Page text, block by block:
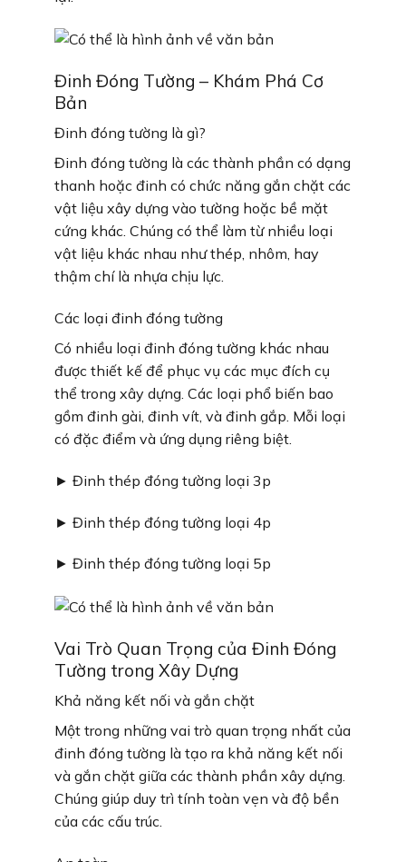
Đinh Đóng Tường – Khám Phá Cơ
Bản
Đinh đóng tường là gì?
Đinh đóng tường là các thành phần có dạng
thanh hoặc đinh có chức năng gắn chặt các
vật liệu xây dựng vào tường hoặc bề mặt
cứng khác. Chúng có thể làm từ nhiều loại
vật liệu khác nhau như thép, nhôm, hay
thậm chí là nhựa chịu lực.
Các loại đinh đóng tường
Có nhiều loại đinh đóng tường khác nhau
được thiết kế để phục vụ các mục đích cụ
thể trong xây dựng. Các loại phổ biến bao
gồm đinh gài, đinh vít, và đinh gắp. Mỗi loại
có đặc điểm và ứng dụng riêng biệt.
► Đinh thép đóng tường loại 3p
► Đinh thép đóng tường loại 4p
► Đinh thép đóng tường loại 5p
Vai Trò Quan Trọng của Đinh Đóng
Tường trong Xây Dựng
Khả năng kết nối và gắn chặt
Một trong những vai trò quan trọng nhất của
đinh đóng tường là tạo ra khả năng kết nối
và gắn chặt giữa các thành phần xây dựng.
Chúng giúp duy trì tính toàn vẹn và độ bền
của các cấu trúc.